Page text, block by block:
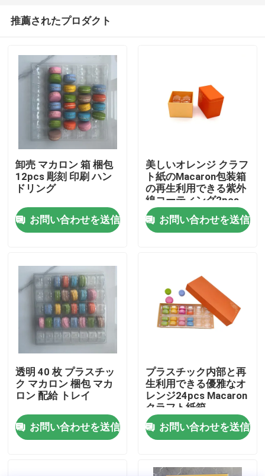
家へ
わたしたち に つい て
工場 ツアー
品質管理
連絡 ください
ニュース
推薦されたプロダクト
卸売 マカロン 箱 梱包
12pcs 彫刻 印刷 ハン
ドリング
お問い合わせを送信
美しいオレンジ クラフ
ト紙のMacaron包装箱
の再生利用できる紫外
線コーティング2pcs
お問い合わせを送信
透明 40 枚 プラスチッ
ク マカロン 梱包 マカ
ロン 配給 トレイ
お問い合わせを送信
プラスチック内部と再
生利用できる優雅なオ
レンジ24pcs Macaron
クラフト紙箱
お問い合わせを送信